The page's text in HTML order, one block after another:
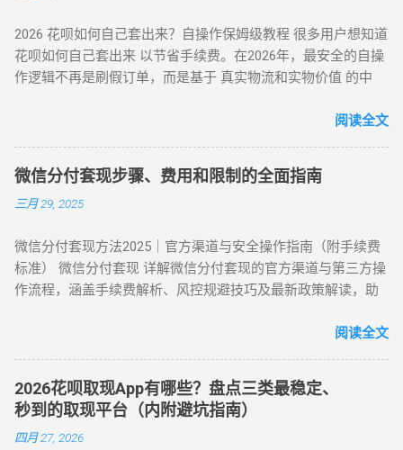
/ 网商贷 ：纯线上信用贷款，额度独立，年化利率低至 7.3%。
亲友代付 ：通过正规消费场景周转资...
付模式 通过为亲友代购商品实现资金流转，零手续费但依赖人
际关系信任。 三、套现操作速查：3 大高频实用方案对比 方案
名称 到账时间 手续费范围 推荐指数 适合场景 扫码秒提 10 分
4%-8% ★★★★☆ 日常规律性套现 亲友代付 即时到账 0%
★★★☆☆ 低频次隐私需求 四、2025 年花呗风控破解策略
（实操级指南） （一）行为模拟防监测技巧 金额控制 ：单次
间间隔 ：两次操作间隔≥72 小时，模拟真实消费周期 场景多元
化 ：交替使用扫码支付、生活缴费、电商购...
⭐⭐⭐⭐ 电商代购助手 真实物流单号生成 T+1 隔天 ⭐⭐⭐⭐⭐ 虚
拟卡回购平台 话费/卡券回收 1-2 小时 ⭐⭐⭐ 二、 如何正确使用
App 刷取花呗？ 为了保障资金安全与账户健康，使用此类 App
2026 花呗如何自己套出来？自操作保姆级教程 很多用户想知道
花呗如何自己套出来 以节省手续费。在2026年，最安全的自操
作逻辑不再是刷假订单，而是基于 真实物流和实物价值 的中
道，用户可以绕过传统商家的层层抽成，实现资金的低折损回
折损 高安全性 自操作的核心在于“隐蔽性”。如果你直接扫描自
己的收款码，支付宝风控会瞬间识别为违规套现。以下是 2026
年依然有效的几种正确自操作姿势。 一、 2026 个人自操作三
物转手 天猫/京东买手机回购 约 5% T+1 / T+2 话费/流量代充
帮亲友充值并代收现金 约 2% 即时 黄金/硬通货模式 支付宝黄
金回购或实物金 视金价波动 2-3个工作日 二、 深度步骤：花呗
是 2026 年权重最高的方法。在天猫旗舰店挑选一款热门手机
（如 iPh...
阅读全文
微信分付套现步骤、费用和限制的全面指南
三月 29, 2025
微信分付套现方法2025｜官方渠道与安全操作指南（附手续费
标准） 微信分付套现 详解微信分付套现的官方渠道与第三方操
作流程，涵盖手续费解析、风控规避技巧及最新政策解读，助
年新规：微信支付强化分付风控，禁止直接套现（引用央行
（第三方支付研究院数据） 主流方式：通过虚拟商品交易（占
比68%）、线下商家合作（占比22%） 二、微信分付套现操作
指南（2025最新流程） 官方渠道：分付还款抵扣（合规但有限
制） 路径：微信→钱包→分付→还款→使用分付额度还款 限
阅读全文
2026花呗取现App有哪些？盘点三类最稳定、
秒到的取现平台（内附避坑指南）
四月 27, 2026